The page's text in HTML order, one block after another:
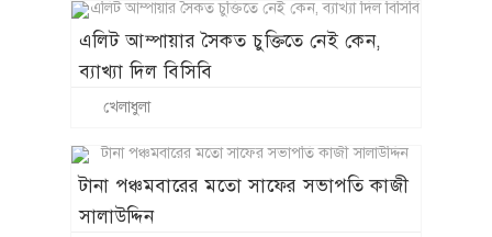
আর্জেন্টিনায় কখনো বর্ণবাদের শিকার হইনি:
কিকি রামোস
খেলাধুলা
এশিয়ান লিজেন্ডস লিগ
ফের বাংলাদেশ দলের নেতৃত্বে সাকিব